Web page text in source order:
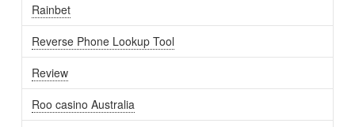
Rainbet
Reverse Phone Lookup Tool
Review
Roo casino Australia